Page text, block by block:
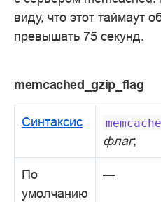
виду, что этот таймаут
превышать 75 секунд.
memcached_gzip_flag
Синтаксис
флаг;
По
умолчанию
—